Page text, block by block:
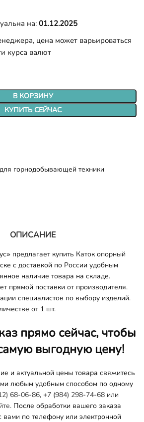
на: 01.12.2025
цена может варьироваться
курса валют
В КОРЗИНУ
КУПИТЬ СЕЙЧАС
горнодобывающей техники
ОПИСАНИЕ
предлагает купить Каток опорный
с доставкой по России удобным
наличие товара на складе.
прямой поставки от производителя.
специалистов по выбору изделий.
от 1 шт.
прямо сейчас, чтобы
выгодную цену!
и актуальной цены товара свяжитесь
любым удобным способом по одному
68-06-86, +7 (984) 298-74-68 или
После обработки вашего заказа
по телефону или электронной